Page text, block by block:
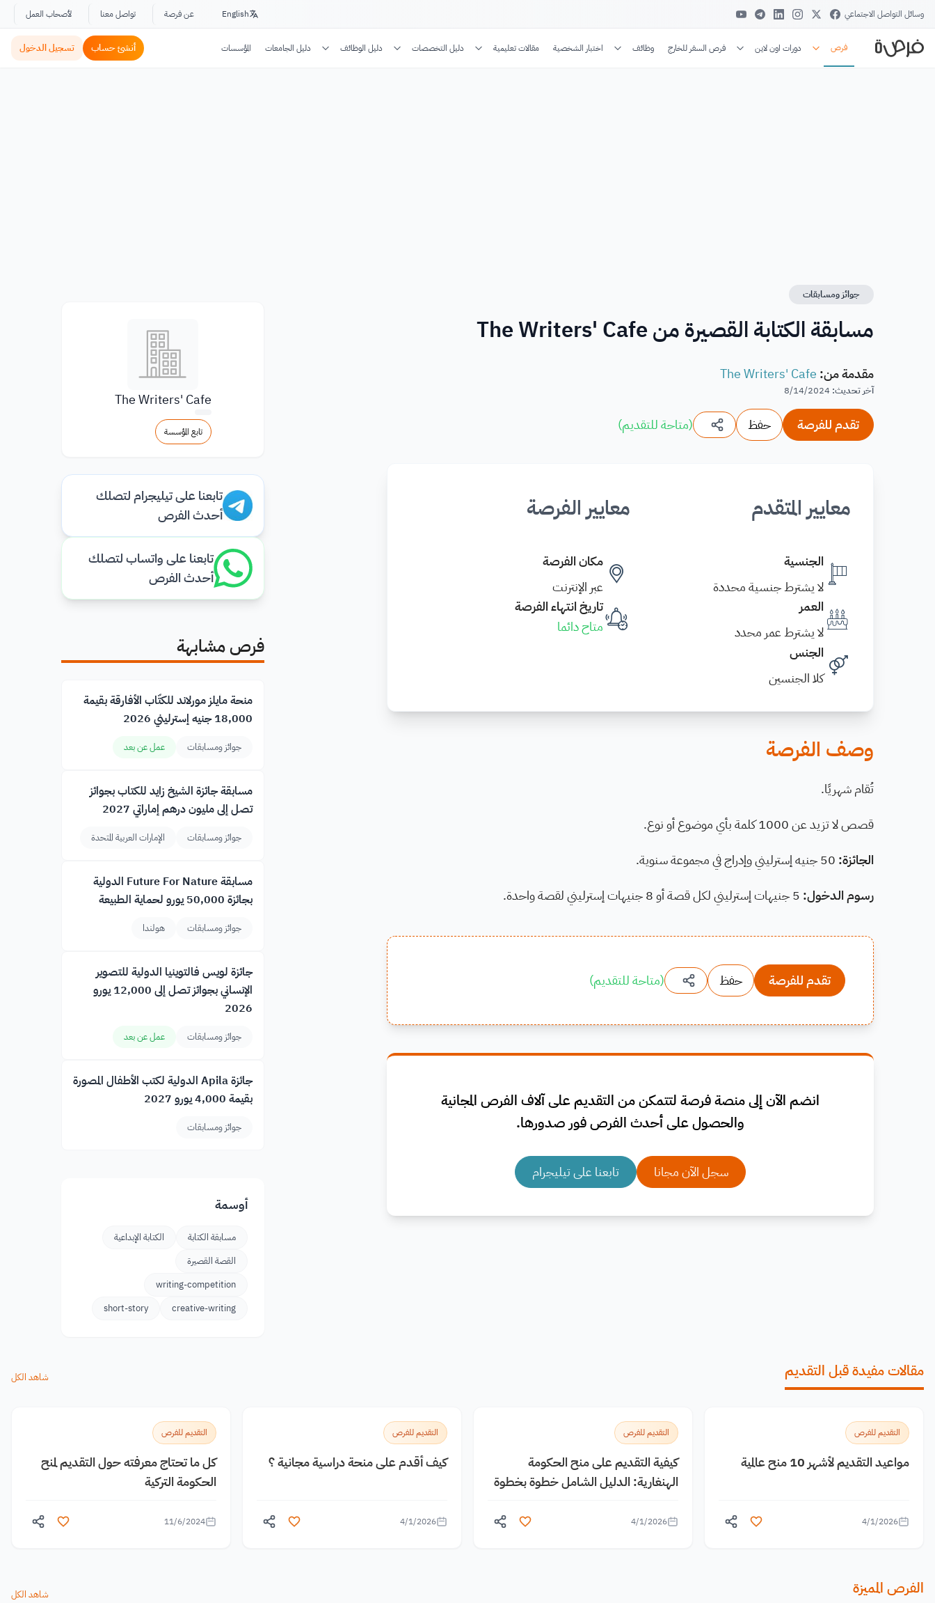
وسائل التواصل الاجتماعي English عن فرصة تواصل معنا لأصحاب العمل
فرص دورات اون لاين فرص السفر للخارج وظائف اختبار الشخصية مقالات تعليمية دليل التخصصات دليل الوظائف دليل الجامعات المؤسسات أنشئ حساب تسجيل الدخول
جوائز ومسابقات
مسابقة الكتابة القصيرة من The Writers' Cafe
مقدمة من:
The Writers' Cafe
آخر تحديث:
8/14/2024
تقدم للفرصة حفظ (متاحة للتقديم)
معايير المتقدم
الجنسية
لا يشترط جنسية محددة
العمر
لا يشترط عمر محدد
الجنس
كلا الجنسين
معايير الفرصة
مكان الفرصة
عبر الإنترنت
تاريخ انتهاء الفرصة
متاح دائما
وصف الفرصة
تُقام شهريًا.
قصص لا تزيد عن 1000 كلمة بأي موضوع أو نوع.
الجائزة:
رسوم الدخول:
تقدم للفرصة حفظ (متاحة للتقديم)
انضم الآن إلى منصة فرصة لتتمكن من التقديم على آلاف الفرص المجانية
والحصول على أحدث الفرص فور صدورها.
سجل الآن مجانا تابعنا على تيليجرام
The Writers' Cafe
تابع المؤسسة
تابعنا على تيليجرام لتصلك
أحدث الفرص
تابعنا على واتساب لتصلك
أحدث الفرص
فرص مشابهة
منحة مايلز مورلاند للكتّاب الأفارقة بقيمة
18,000 جنيه إسترليني 2026
جوائز ومسابقات عمل عن بعد
مسابقة جائزة الشيخ زايد للكتاب بجوائز
تصل إلى مليون درهم إماراتي 2027
جوائز ومسابقات الإمارات العربية المتحدة
مسابقة Future For Nature الدولية
بجائزة 50,000 يورو لحماية الطبيعة
جوائز ومسابقات هولندا
جائزة لويس فالتوينيا الدولية للتصوير
الإنساني بجوائز تصل إلى 12,000 يورو
2026
جوائز ومسابقات عمل عن بعد
جائزة Apila الدولية لكتب الأطفال المصورة
بقيمة 4,000 يورو 2027
جوائز ومسابقات
أوسمة
مسابقة الكتابة
الكتابة الإبداعية
القصة القصيرة
writing-competition
creative-writing
short-story
مقالات مفيدة قبل التقديم شاهد الكل
التقديم للفرص
مواعيد التقديم لأشهر 10 منح عالمية
4/1/2026
التقديم للفرص
كيفية التقديم على منح الحكومة
الهنغارية: الدليل الشامل خطوة بخطوة
4/1/2026
التقديم للفرص
كيف أقدم على منحة دراسية مجانية ؟
4/1/2026
التقديم للفرص
كل ما تحتاج معرفته حول التقديم لمنح
الحكومة التركية
11/6/2024
الفرص المميزة شاهد الكل